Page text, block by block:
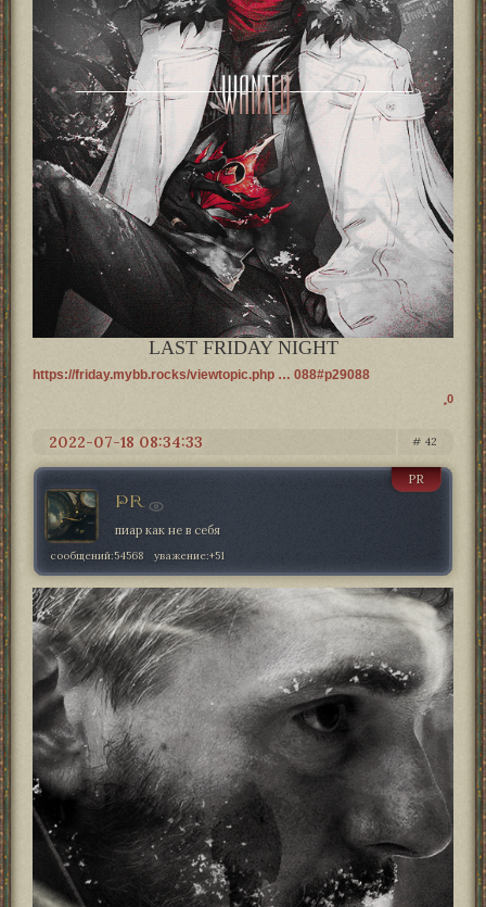
LAST FRIDAY NIGHT
https://friday.mybb.rocks/viewtopic.php … 088#p29088
0
42
2022-07-18 08:34:33
PR
PR
пиар как не в себя
сообщений:54568 уважение:+51